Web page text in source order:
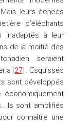
leurs échecs
d’éléphants
inadaptés à leur
de la moitié des
seraient
|27| . Esquissés
sont développés
Ils sont amplifiés
connaître une